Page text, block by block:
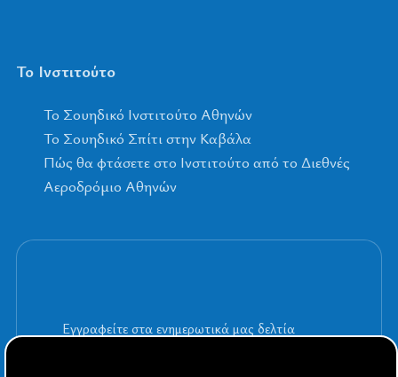
Το Ινστιτούτο
To Σουηδικό Ινστιτούτο Αθηνών
Το Σουηδικό Σπίτι στην Καβάλα
Πώς θα φτάσετε στο Ινστιτούτο από το Διεθνές
Αεροδρόμιο Αθηνών
Εγγραφείτε στα ενημερωτικά μας δελτία